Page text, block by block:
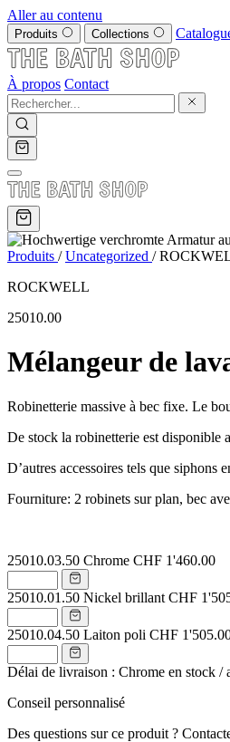
Aller au contenu
Produits Collections
À propos Contact
Produits / Uncategorized /
ROCKWELL
25010.00
Mélangeur de
Robinetterie massive à bec fixe. Le
De stock la robinetterie est disponible
D’autres accessoires tels que siphons
Fourniture: 2 robinets sur plan, bec
25010.03.50 Chrome CHF 1'460.00
25010.01.50 Nickel brillant CHF
25010.04.50 Laiton poli CHF
Délai de livraison : Chrome en stock /
Conseil personnalisé
Des questions sur ce produit ?